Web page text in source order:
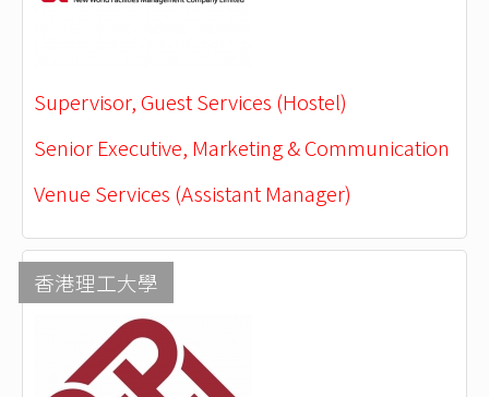
Supervisor, Guest Services (Hostel)
Senior Executive, Marketing & Communication
Venue Services (Assistant Manager)
香港理工大學